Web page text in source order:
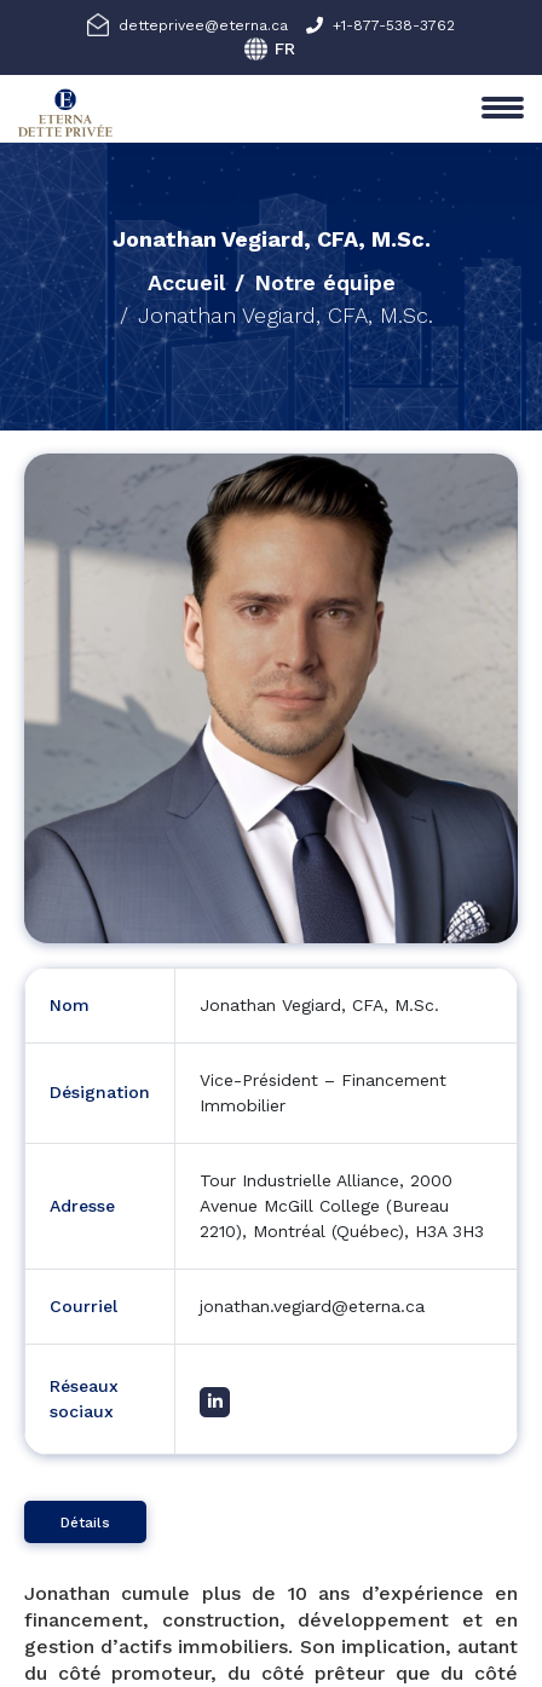
detteprivee@eterna.ca +1-877-538-3762
Jonathan Vegiard, CFA, M.Sc.
Accueil
Notre équipe
Jonathan Vegiard, CFA, M.Sc.
Nom Jonathan Vegiard, CFA, M.Sc.
Désignation
Vice-Président – Financement
Immobilier
Adresse
Tour Industrielle Alliance, 2000
Avenue McGill College (Bureau
2210), Montréal (Québec), H3A 3H3
Courriel jonathan.vegiard@eterna.ca
Réseaux
sociaux
Détails
Jonathan cumule plus de 10 ans d’expérience en
financement, construction, développement et en
gestion d’actifs immobiliers. Son implication, autant
du côté promoteur, du côté prêteur que du côté